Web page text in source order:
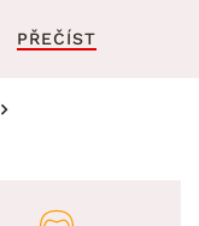
PŘEČÍST